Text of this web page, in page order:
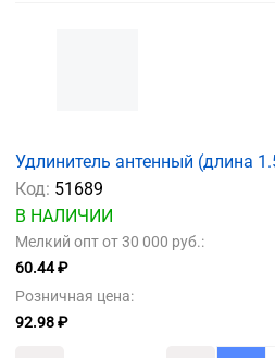
Удлинитель антенный (длина
Код: 51689
В НАЛИЧИИ
Мелкий опт от 30 000 руб.:
60.44 ₽
Розничная цена:
92.98 ₽